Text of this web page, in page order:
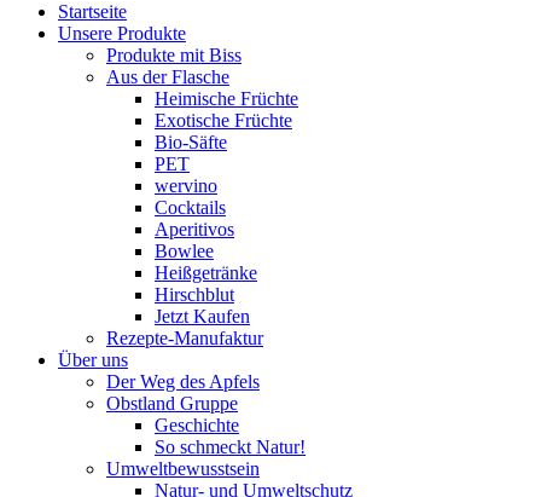
Startseite
Unsere Produkte
Produkte mit Biss
Aus der Flasche
Heimische Früchte
Exotische Früchte
Bio-Säfte
PET
wervino
Cocktails
Aperitivos
Bowlee
Heißgetränke
Hirschblut
Jetzt Kaufen
Rezepte-Manufaktur
Über uns
Der Weg des Apfels
Obstland Gruppe
Geschichte
So schmeckt Natur!
Umweltbewusstsein
Natur- und Umweltschutz